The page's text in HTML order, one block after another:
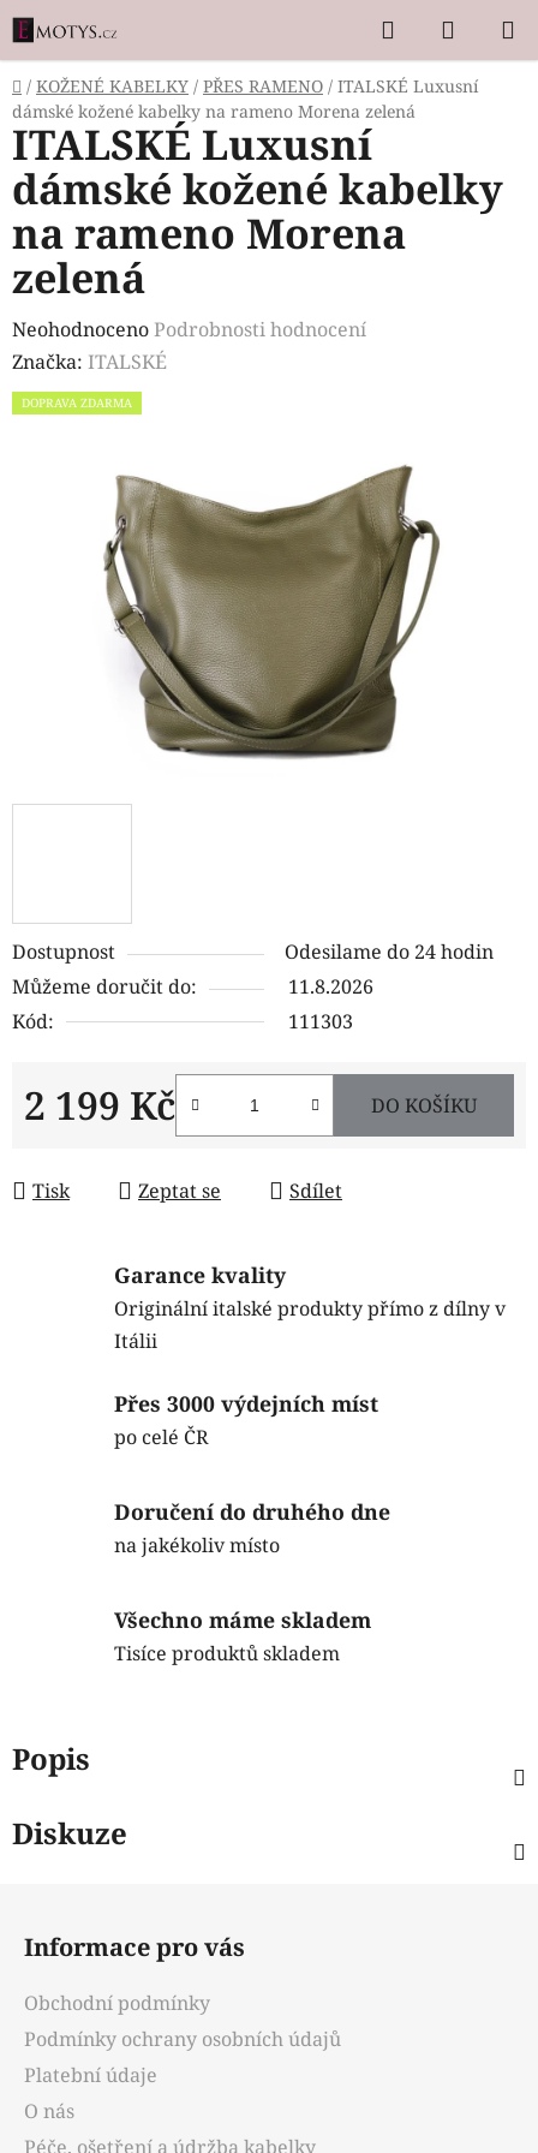
Přejít
na
obsah
Hledat
KOŠÍK
Domů
/ KOŽENÉ KABELKY / PŘES RAMENO / ITALSKÉ Luxusní
dámské kožené kabelky na rameno Morena zelená
Dostupnost
Odesilame do 24 hodin
Můžeme doručit do:
11.8.2026
Kód:
111303
2 199 Kč DO KOŠÍKU
Tisk Zeptat se Sdílet
ITALSKÉ Luxusní
dámské kožené kabelky
na rameno Morena
zelená
Průměrné
hodnocení
produktu
hvězdiček.
NeohodnocenoPodrobnosti hodnocení
Značka: ITALSKÉ
DOPRAVA ZDARMA
Garance kvality
Originální italské produkty přímo z dílny v
Itálii
Přes 3000 výdejních míst
po celé ČR
Doručení do druhého dne
na jakékoliv místo
Všechno máme skladem
Tisíce produktů skladem
Popis
Diskuze
Informace pro vás
Obchodní podmínky
Podmínky ochrany osobních údajů
Platební údaje
O nás
Péče, ošetření a údržba kabelky